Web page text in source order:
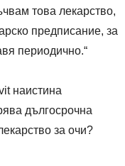
това лекарство,
предписание, за
периодично.“
наистина
дългосрочна
за очи?